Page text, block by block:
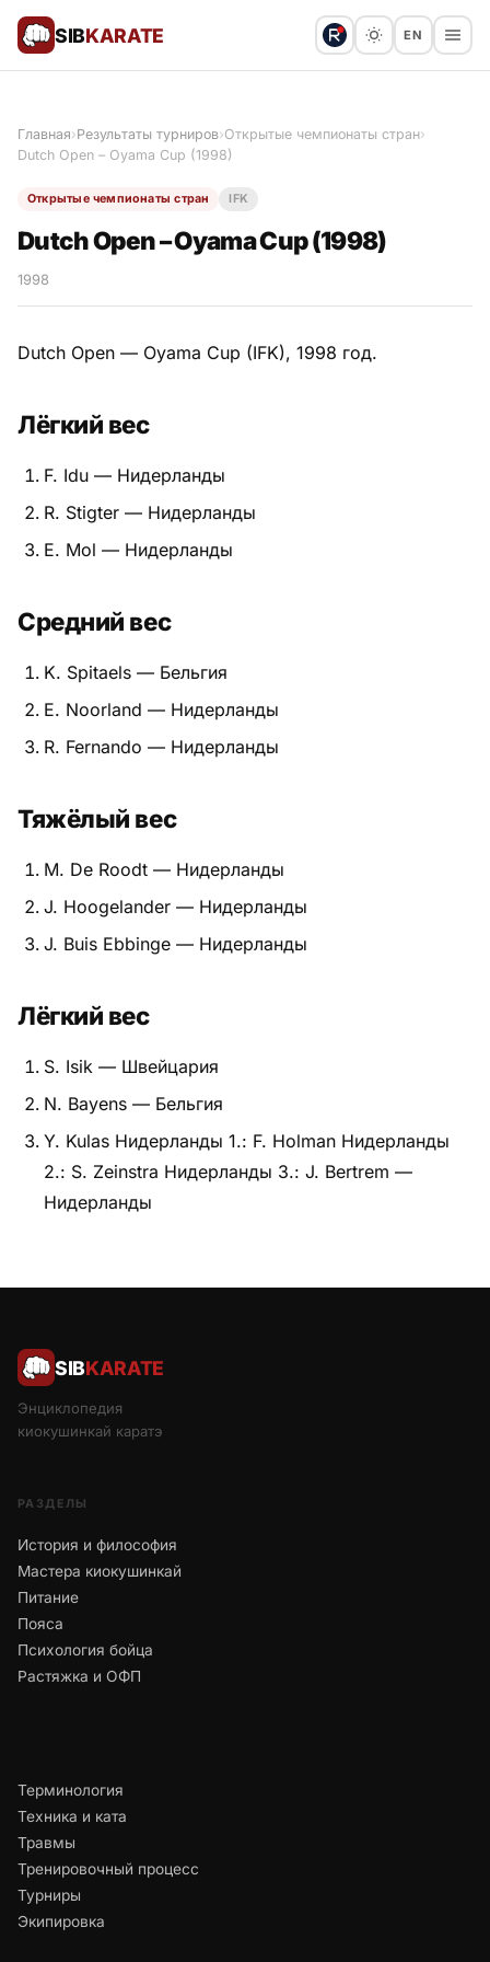
SIBKARATE EN
Все статьи
История и философия
Мастера киокушинкай
Питание
Психология бойца
Растяжка и ОФП
Терминология
Травмы
Тренировочный процесс
Турниры
Главная›Результаты турниров›Открытые чемпионаты стран›
Dutch Open – Oyama Cup (1998)
Открытые чемпионаты стран IFK
Dutch Open – Oyama Cup (1998)
1998
Dutch Open — Oyama Cup (IFK), 1998 год.
Лёгкий вес
F. Idu — Нидерланды
R. Stigter — Нидерланды
E. Mol — Нидерланды
Средний вес
K. Spitaels — Бельгия
E. Noorland — Нидерланды
R. Fernando — Нидерланды
Тяжёлый вес
M. De Roodt — Нидерланды
J. Hoogelander — Нидерланды
J. Buis Ebbinge — Нидерланды
Лёгкий вес
S. Isik — Швейцария
N. Bayens — Бельгия
Y. Kulas Нидерланды 1.: F. Holman Нидерланды
2.: S. Zeinstra Нидерланды 3.: J. Bertrem —
Нидерланды
SIBKARATE
Энциклопедия
киокушинкай каратэ
РАЗДЕЛЫ
История и философия
Мастера киокушинкай
Питание
Пояса
Психология бойца
Растяжка и ОФП
Терминология
Техника и ката
Травмы
Тренировочный процесс
Турниры
Экипировка